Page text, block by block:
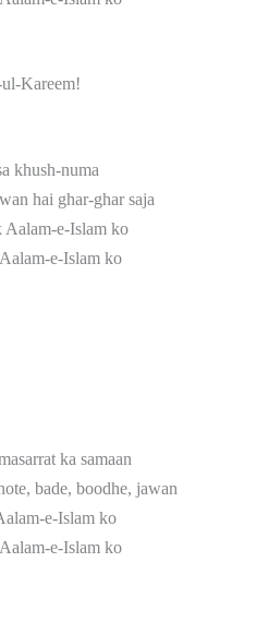
Kareem!
khush-numa
hai ghar-ghar saja
Aalam-e-Islam ko
e-Islam ko
ka samaan
bade, boodhe, jawan
e-Islam ko
e-Islam ko